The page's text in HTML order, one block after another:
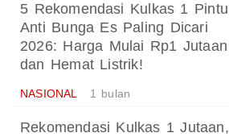
5 Rekomendasi Kulkas 1 Pintu
Anti Bunga Es Paling Dicari
2026: Harga Mulai Rp1 Jutaan
dan Hemat Listrik!
NASIONAL 1 bulan
Rekomendasi Kulkas 1 Jutaan,